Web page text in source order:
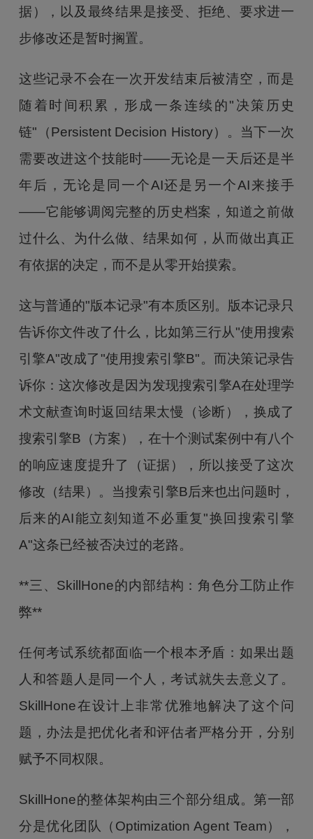
据），以及最终结果是接受、拒绝、要求进一
步修改还是暂时搁置。
这些记录不会在一次开发结束后被清空，而是
随着时间积累，形成一条连续的"决策历史
链"（Persistent Decision History）。当下一次
需要改进这个技能时——无论是一天后还是半
年后，无论是同一个AI还是另一个AI来接手
——它能够调阅完整的历史档案，知道之前做
过什么、为什么做、结果如何，从而做出真正
有依据的决定，而不是从零开始摸索。
这与普通的"版本记录"有本质区别。版本记录只
告诉你文件改了什么，比如第三行从"使用搜索
引擎A"改成了"使用搜索引擎B"。而决策记录告
诉你：这次修改是因为发现搜索引擎A在处理学
术文献查询时返回结果太慢（诊断），换成了
搜索引擎B（方案），在十个测试案例中有八个
的响应速度提升了（证据），所以接受了这次
修改（结果）。当搜索引擎B后来也出问题时，
后来的AI能立刻知道不必重复"换回搜索引擎
A"这条已经被否决过的老路。
**三、SkillHone的内部结构：角色分工防止作
弊**
任何考试系统都面临一个根本矛盾：如果出题
人和答题人是同一个人，考试就失去意义了。
SkillHone在设计上非常优雅地解决了这个问
题，办法是把优化者和评估者严格分开，分别
赋予不同权限。
SkillHone的整体架构由三个部分组成。第一部
分是优化团队（Optimization Agent Team），